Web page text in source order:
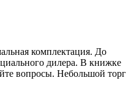
комплектация. До
дилера. В книжке
вопросы. Небольшой торг